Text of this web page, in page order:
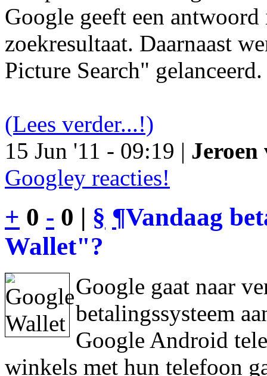
Google geeft een
zoekresultaat. Daarnaast
Picture Search" gelanceerd.
(Lees verder...!)
15 Jun '11 - 09:19 | Jeroen
Googley reacties!
+ 0 - 0 | § ¶Vandaag
Wallet"?
Google gaat naar
betalingssysteem
Google Android
winkels met hun telefoon